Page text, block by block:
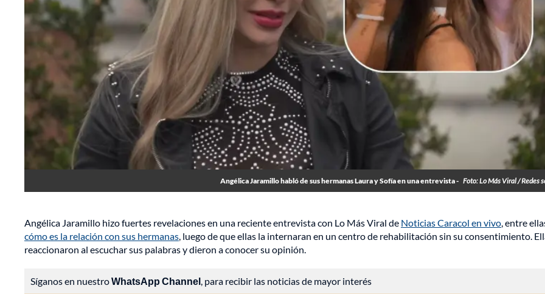
Angélica Jaramillo habló de sus hermanas Laura y Sofía en una entrevista - Foto: Lo Más Viral / Redes
Angélica Jaramillo hizo fuertes revelaciones en una reciente entrevista con Lo Más Viral de Noticias Caracol en vivo, entre
cómo es la relación con sus hermanas, luego de que ellas la internaran en un centro de rehabilitación sin su consentimiento.
reaccionaron al escuchar sus palabras y dieron a conocer su opinión.
Síganos en nuestroWhatsApp Channel, para recibir las noticias de mayor interés